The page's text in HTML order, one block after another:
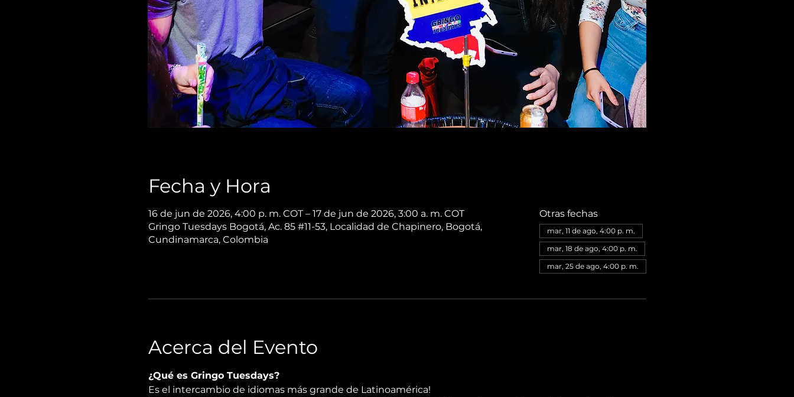
Fecha y Hora
16 de jun de 2026, 4:00 p. m. COT – 17 de jun de 2026, 3:00 a. m. COT
Gringo Tuesdays Bogotá, Ac. 85 #11-53, Localidad de Chapinero, Bogotá,
Cundinamarca, Colombia
Otras fechas
mar, 11 de ago, 4:00 p. m.
mar, 18 de ago, 4:00 p. m.
mar, 25 de ago, 4:00 p. m.
Acerca del Evento
¿Qué es Gringo Tuesdays?
Es el intercambio de idiomas más grande de Latinoamérica!